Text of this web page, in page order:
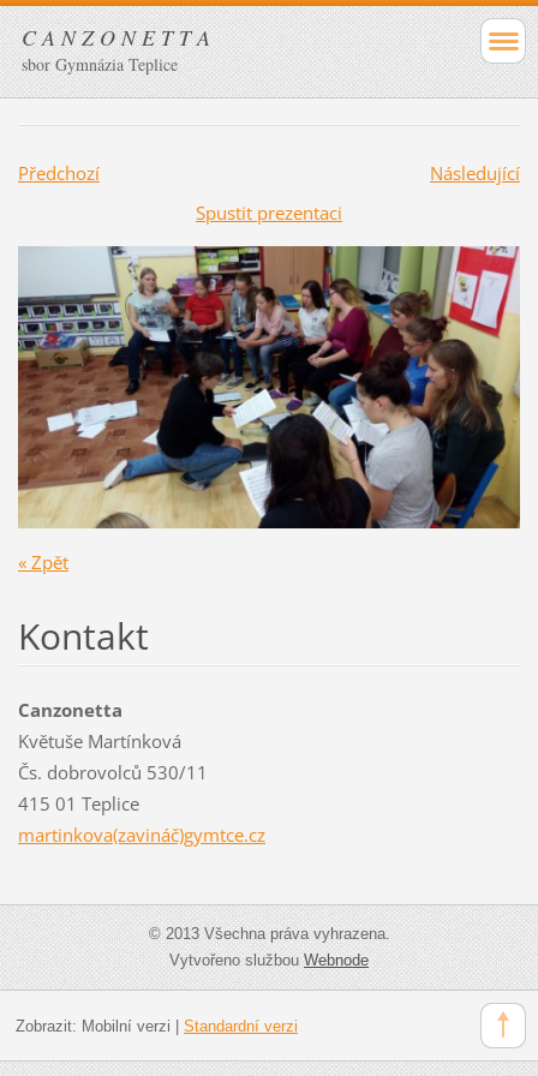
C A N Z O N E T T A
sbor Gymnázia Teplice
Předchozí
Následující
Spustit prezentaci
« Zpět
Kontakt
Canzonetta
Květuše Martínková
Čs. dobrovolců 530/11
415 01 Teplice
martinkova(zavináč)gymtce.cz
© 2013 Všechna práva vyhrazena.
Vytvořeno službouWebnode
Zobrazit: Mobilní verzi Standardní verzi